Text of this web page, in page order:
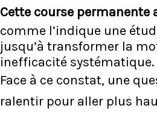
Cette course
comme l’indique une
jusqu’à transformer la
inefficacité systématique.
Face à ce constat, une
ralentir pour aller plus